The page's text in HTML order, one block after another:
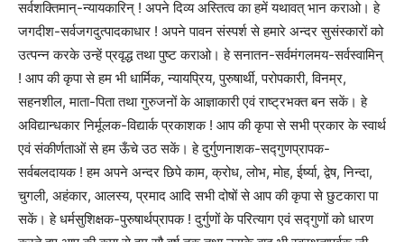
सर्वशक्तिमान्-न्यायकारिन् ! अपने दिव्य अस्तित्व का हमें यथावत् भान कराओ। हे
जगदीश-सर्वजगदुत्पादकाधार ! अपने पावन संस्पर्श से हमारे अन्दर सुसंस्कारों को
उत्पन्न करके उन्हें प्रवृद्ध तथा पुष्ट कराओ। हे सनातन-सर्वमंगलमय-सर्वस्वामिन्
! आप की कृपा से हम भी धार्मिक, न्यायप्रिय, पुरुषार्थी, परोपकारी, विनम्र,
सहनशील, माता-पिता तथा गुरुजनों के आज्ञाकारी एवं राष्ट्रभक्त बन सकें। हे
अविद्यान्धकार निर्मूलक-विद्यार्क प्रकाशक ! आप की कृपा से सभी प्रकार के स्वार्थ
एवं संकीर्णताओं से हम ऊँचे उठ सकें। हे दुर्गुणनाशक-सद्गुणप्रापक-
सर्वबलदायक ! हम अपने अन्दर छिपे काम, क्रोध, लोभ, मोह, ईर्ष्या, द्वेष, निन्दा,
चुगली, अहंकार, आलस्य, प्रमाद आदि सभी दोषों से आप की कृपा से छुटकारा पा
सकें। हे धर्मसुशिक्षक-पुरुषार्थप्रापक ! दुर्गुणों के परित्याग एवं सद्गुणों को धारण